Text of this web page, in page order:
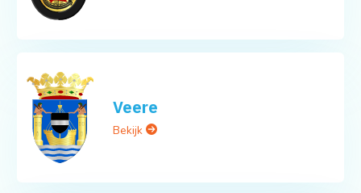
Veere
Bekijk